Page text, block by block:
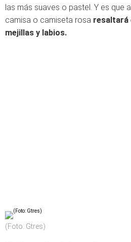
las más suaves o pastel. Y es que
camisa o camiseta rosa resaltará
mejillas y labios.
(Foto: Gtres)